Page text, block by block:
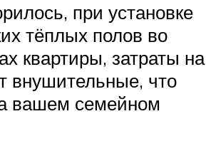
при установке
тёплых полов во
квартиры, затраты на
внушительные, что
вашем семейном